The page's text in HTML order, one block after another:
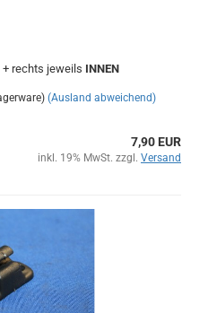
rechts jeweils INNEN
(Ausland abweichend)
7,90 EUR
inkl. 19% MwSt. zzgl. Versand